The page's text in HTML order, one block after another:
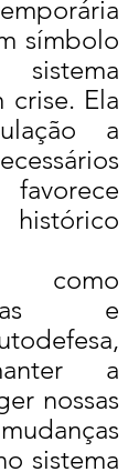
símbolo
crise. Ela
a
histórico
e
a
nossas
sistema